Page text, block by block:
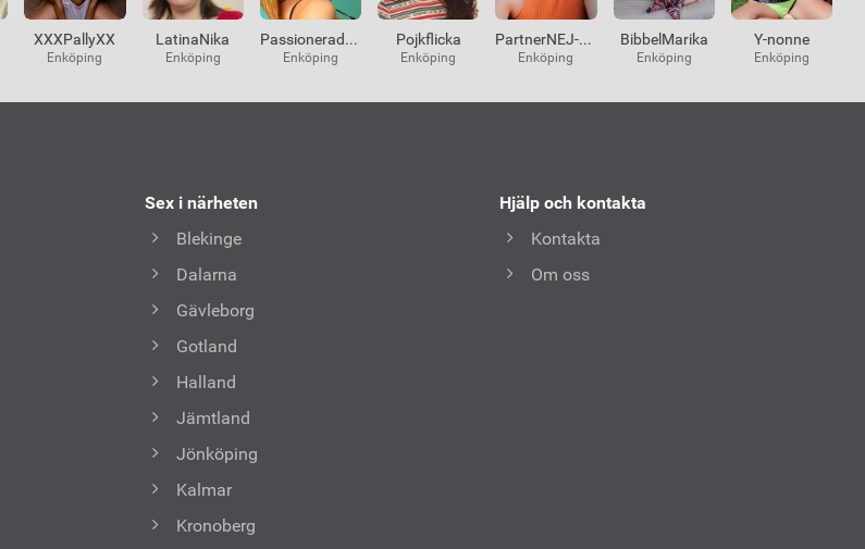
XXXPallyXX
Enköping
LatinaNika
Enköping
PassioneradSex
Enköping
Pojkflicka
Enköping
PartnerNEJ-KKJA
Enköping
BibbelMarika
Enköping
Y-nonne
Enköping
Sex i närheten
Blekinge
Dalarna
Gävleborg
Gotland
Halland
Jämtland
Jönköping
Kalmar
Kronoberg
Hjälp och kontakta
Kontakta
Om oss